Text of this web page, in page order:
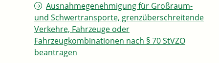
Ausnahmegenehmigung für Großraum-
und Schwertransporte, grenzüberschreitende
Verkehre, Fahrzeuge oder
Fahrzeugkombinationen nach § 70 StVZO
beantragen